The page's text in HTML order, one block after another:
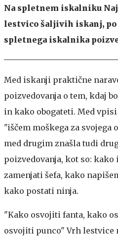
Na spletnem iskalniku
lestvico šaljivih iskanj,
spletnega iskalnika
Med iskanji praktične
poizvedovanja o tem, kdaj
in kako obogateti. Med
"iščem moškega za svojega
med drugim znašla tudi
poizvedovanja, kot so:
zamenjati šefa, kako
kako postati ninja.
"Kako osvojiti fanta, kako
osvojiti punco" Vrh lestvice